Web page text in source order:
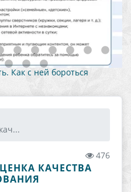
Как с ней бороться
476
КАЧЕСТВА